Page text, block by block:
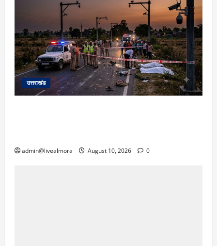
उत्तराखंड
admin@livealmora August 10, 2026 0